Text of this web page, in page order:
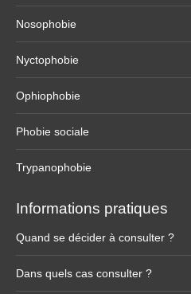
Nosophobie
Nyctophobie
Ophiophobie
Phobie sociale
Trypanophobie
Informations pratiques
Quand se décider à consulter ?
Dans quels cas consulter ?